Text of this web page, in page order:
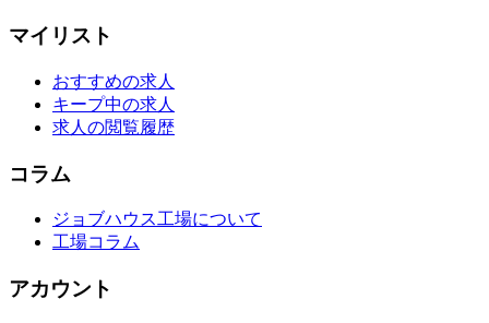
マイリスト
おすすめの求人
キープ中の求人
求人の閲覧履歴
コラム
ジョブハウス工場について
工場コラム
アカウント